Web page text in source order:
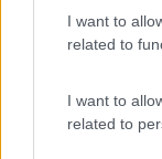
I want to
related to
I want to
related to
assiste :-)
Nuvoloso, per cui